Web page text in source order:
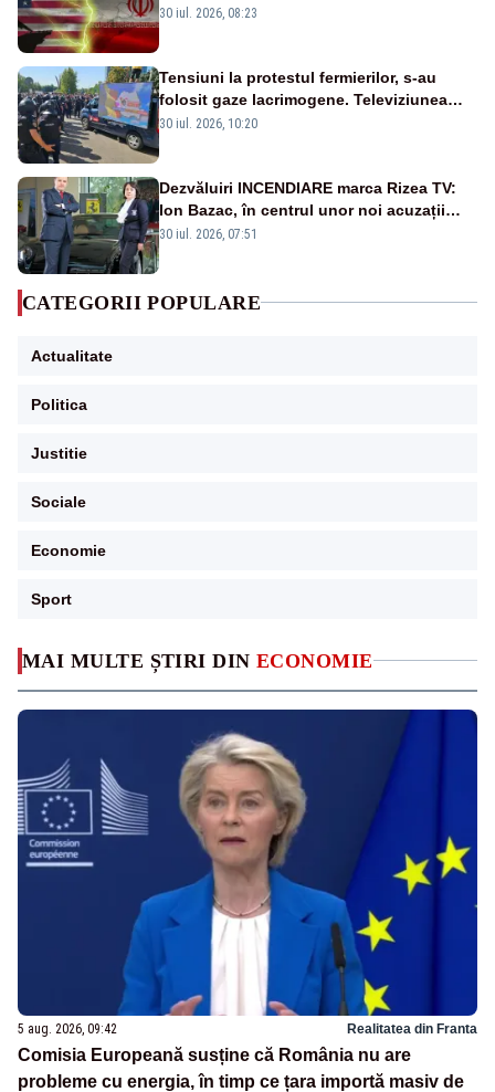
MAI MULTE ȘTIRI DIN ECONOMIE
5 aug. 2026, 09:42 Realitatea din Franta
Comisia Europeană susține că România nu are
probleme cu energia, în timp ce țara importă masiv de
militare din Iran
30 iul. 2026, 08:23
Tensiuni la protestul fermierilor, s-au
folosit gaze lacrimogene. Televiziunea
Poporului face apel la calm – LIVE TEXT
30 iul. 2026, 10:20
Dezvăluiri INCENDIARE marca Rizea TV:
Ion Bazac, în centrul unor noi acuzații
publice
30 iul. 2026, 07:51
CATEGORII POPULARE
Actualitate
Politica
Justitie
Sociale
Economie
Sport